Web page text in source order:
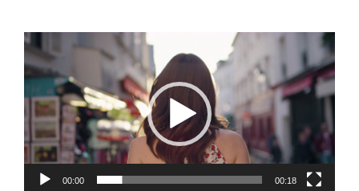
動
画
プ
レ
ー
ヤ
ー
00:00 00:18